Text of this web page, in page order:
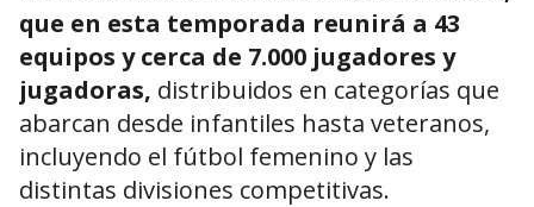
que en esta temporada reunirá a 43
equipos y cerca de 7.000 jugadores y
jugadoras, distribuidos en categorías que
abarcan desde infantiles hasta veteranos,
incluyendo el fútbol femenino y las
distintas divisiones competitivas.